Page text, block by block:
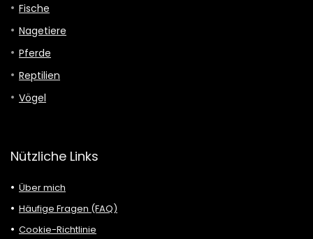
Fische
Nagetiere
Pferde
Reptilien
Vögel
Nützliche Links
Über mich
Häufige Fragen (FAQ)
Cookie-Richtlinie